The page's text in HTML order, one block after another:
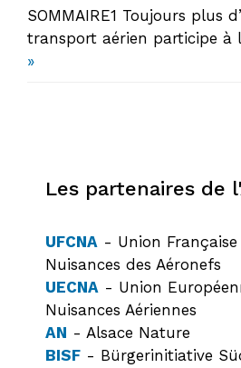
SOMMAIRE1 Toujours plus
transport aérien participe à
»
Les partenaires de
UFCNA - Union
Nuisances des Aéronefs
UECNA - Union
Nuisances Aériennes
AN - Alsace Nature
BISF - Bürgerinitiative